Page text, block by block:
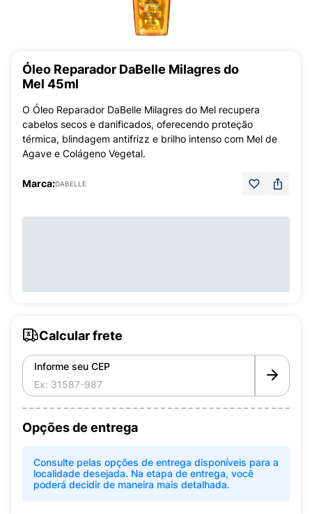
Óleo Reparador DaBelle Milagres do
Mel 45ml
O Óleo Reparador DaBelle Milagres do Mel recupera
cabelos secos e danificados, oferecendo proteção
térmica, blindagem antifrizz e brilho intenso com Mel de
Agave e Colágeno Vegetal.
Marca:DABELLE
Calcular frete
Informe seu CEP
Opções de entrega
Consulte pelas opções de entrega disponíveis para a
localidade desejada. Na etapa de entrega, você
poderá decidir de maneira mais detalhada.